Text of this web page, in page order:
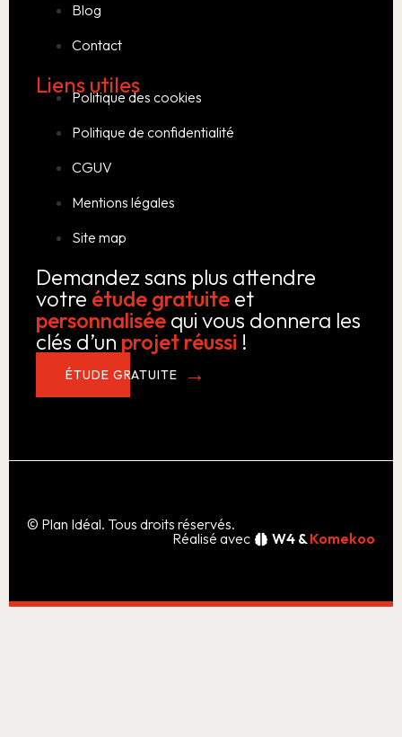
Blog
Contact
Liens utiles
Politique des cookies
Politique de confidentialité
CGUV
Mentions légales
Site map
Demandez sans plus attendre
votre étude gratuite et
personnalisée qui vous donnera les
clés d’un projet réussi !
ÉTUDE GRATUITE
© Plan Idéal. Tous droits réservés.
Réalisé avec
W4 &Komekoo